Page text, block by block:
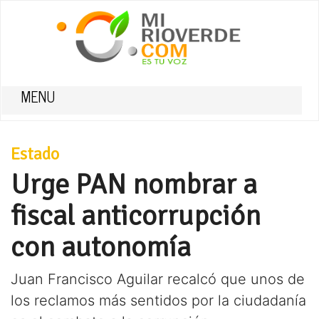
MENU
Estado
Urge PAN nombrar a
fiscal anticorrupción
con autonomía
Juan Francisco Aguilar recalcó que unos de
los reclamos más sentidos por la ciudadanía